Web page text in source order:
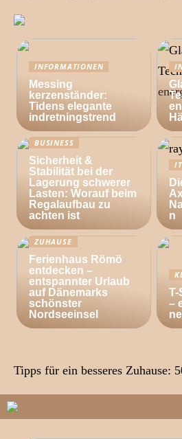
INFORMATIONEN
Messing
kerzenständer:
Tidens elegante
indretningstrend
BUSINESS
Sicherheit &
Stabilität bei der
Lagerung schwerer
Lasten: Worauf beim
Regalaufbau zu
achten ist
IT
n
ZUHAUSE
Ferienhaus Römö
entdecken –
entspannter Urlaub
auf Dänemarks
schönster
Nordseeinsel
T-
–
Tipps für ein besseres Zuhause: